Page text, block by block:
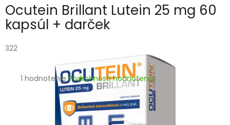
MINERÁLY
KOZMETIKA
Ocutein Brillant Lutein 25 mg 60
kapsúl + darček
322
Priemerné
hodnotenie
1 hodnotenie Podrobnosti hodnotenia